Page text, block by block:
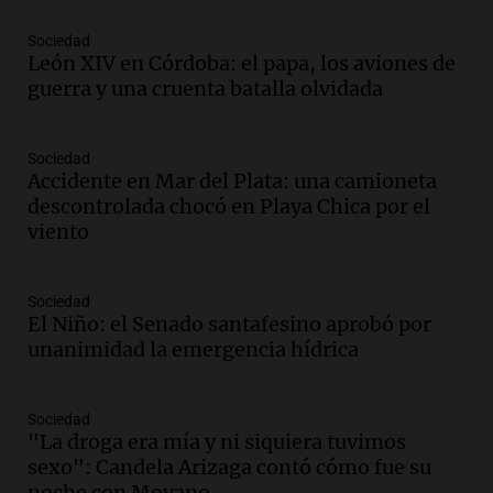
cuando el padre mira mucho el teléfono?
Educar entre todos
Episodios
Tecnológico en Villa María con dos
edificios icónicos
Panorama Federal
Episodios
controvertidos
Panorama Federal
Episodios
para modificar proyecto de propiedad
privada en el Senado Nacional
Panorama Federal
Episodios
Sociedad
León XIV en Córdoba: el papa, los aviones de
guerra y una cruenta batalla olvidada
Sociedad
Accidente en Mar del Plata: una camioneta
descontrolada chocó en Playa Chica por el
viento
Sociedad
El Niño: el Senado santafesino aprobó por
unanimidad la emergencia hídrica
Sociedad
"La droga era mía y ni siquiera tuvimos
sexo": Candela Arizaga contó cómo fue su